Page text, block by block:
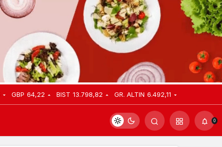
GBP 64,22 BIST 13.798,82 GR. ALTIN 6.492,11
0